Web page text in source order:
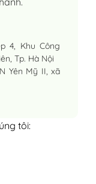
4, Khu Công
Tp. Hà Nội
Yên Mỹ II, xã
tôi: